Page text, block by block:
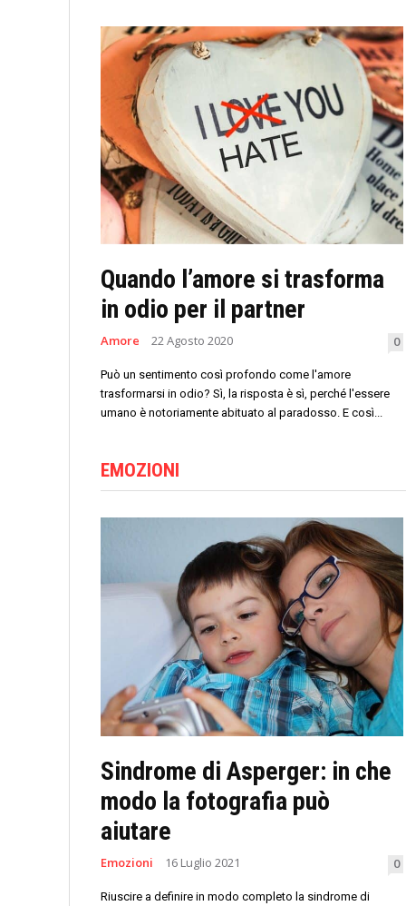
Quando l’amore si trasforma
in odio per il partner
Amore 22 Agosto 2020 0
Può un sentimento così profondo come l'amore
trasformarsi in odio? Sì, la risposta è sì, perché l'essere
umano è notoriamente abituato al paradosso. E così...
EMOZIONI
Sindrome di Asperger: in che
modo la fotografia può
aiutare
Emozioni 16 Luglio 2021 0
Riuscire a definire in modo completo la sindrome di